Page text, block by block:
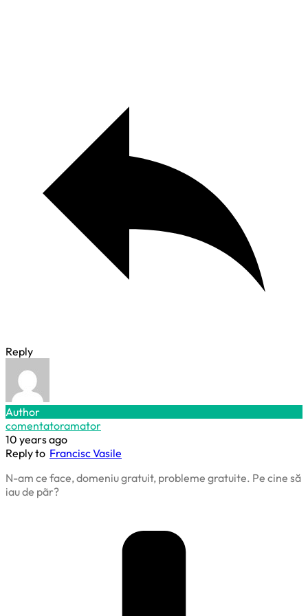
Reply
Author
comentatoramator
10 years ago
Reply to Francisc Vasile
N-am ce face, domeniu gratuit, probleme gratuite. Pe cine să
iau de pãr?